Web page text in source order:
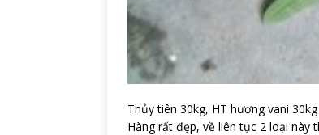
Thủy tiên 30kg, HT hương vani
Hàng rất đẹp, về liên tục 2 loại này